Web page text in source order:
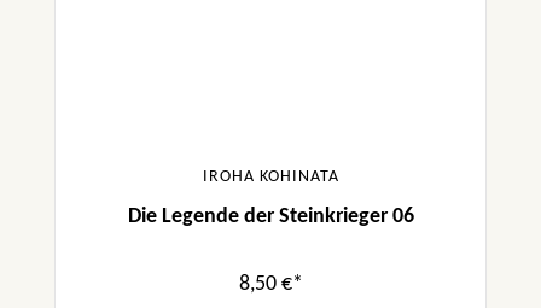
IROHA KOHINATA
Die Legende der Steinkrieger 06
8,50 €*